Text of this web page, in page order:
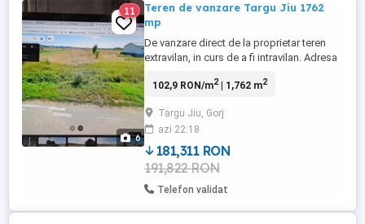
6
11
Teren de vanzare Targu Jiu 1762
mp
De vanzare direct de la proprietar teren
extravilan, in curs de a fi intravilan. Adresa
13,15 m. Spatele terenului este centura
zonei.
102,9 RON/m2| 1,762 m2
Targu Jiu, Gorj
azi 22:18
181,311 RON
191,822 RON
Telefon validat